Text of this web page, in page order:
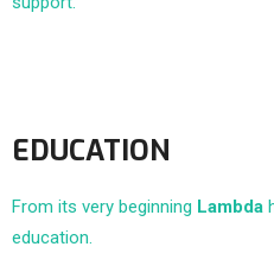
EDUCATION
From its very beginning Lambda
education.